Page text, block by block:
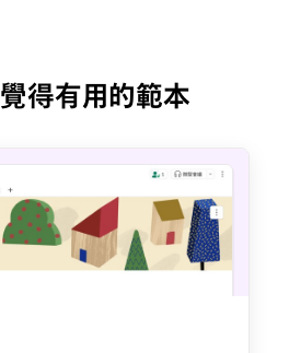
得有用的範本